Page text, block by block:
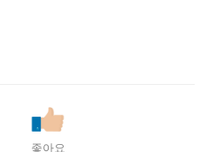
좋아요